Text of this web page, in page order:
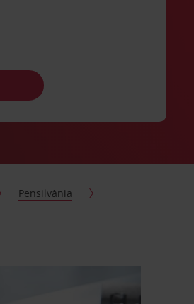
Pensilvânia